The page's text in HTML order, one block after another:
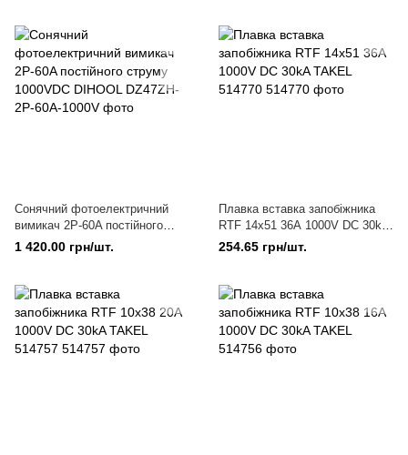
Coнячний фотоелектричний
вимикач 2P-60A постійного
струму 1000VDC DIHOOL
1 420.00 грн/шт.
Плавка вставка запобіжника
RTF 14х51 36А 1000V DC 30kA
TAKEL 514770
254.65 грн/шт.